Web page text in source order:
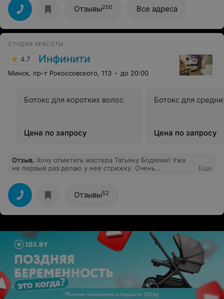
Отзывы250 Все адреса
СТУДИЯ КРАСОТЫ
4.7 Инфинити
Минск, пр-т Рокоссовского, 113 до 20:00
Ботокс для коротких волос
Цена по запросу
Ботокс для
Цена по запросу
Отзыв. Хочу отметить мастера Татьяну Бодялик! Уже
не первый раз делаю у нее стрижку. Очень
пожелания на счёт прически, цвета волос, даёт советы
по уходу за волосами. Я в восторге. Спасибо вам:)
Еще
Отзывы52